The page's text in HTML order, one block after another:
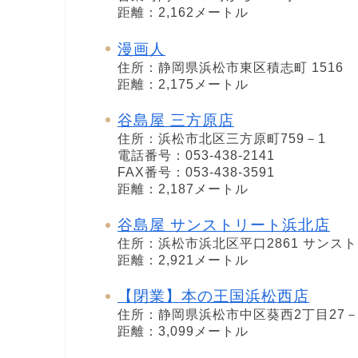
距離：2,162メートル
漫画人
住所：静岡県浜松市東区積志町 1516
距離：2,175メートル
谷島屋 三方原店
住所：浜松市北区三方原町759－1
電話番号：053-438-2141
FAX番号：053-438-3591
距離：2,187メートル
谷島屋 サンストリート浜北店
住所：浜松市浜北区平口2861 サンス
距離：2,921メートル
【閉業】本の王国浜松西店
住所：静岡県浜松市中区葵西2丁目27
距離：3,099メートル